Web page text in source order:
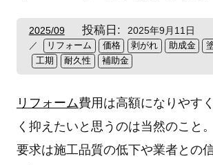
2025/09 投稿日: 2025年9月11日
リフォーム 価格 剥がれ 助成金
工期
耐久性 補助金
リフォーム費用は高額になりやす
く抑えたいと思うのは当然のこと
要求は施工品質の低下や業者との